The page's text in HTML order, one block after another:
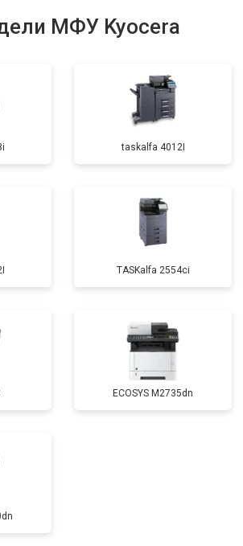
МФУ Kyocera
taskalfa 4012I
TASKalfa 2554ci
ECOSYS M2735dn